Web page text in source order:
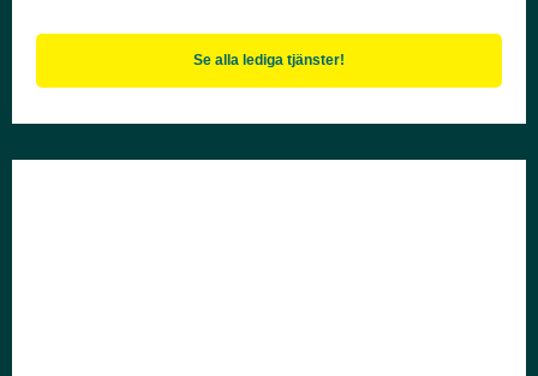
Se alla lediga tjänster!